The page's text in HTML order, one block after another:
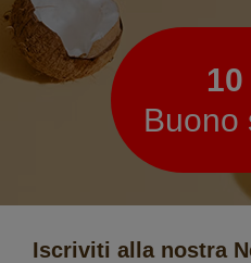
Newsletter
10
Buono
Iscriviti alla nostra